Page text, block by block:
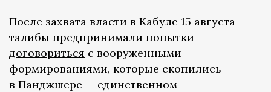
После захвата власти в Кабуле 15 августа
талибы предпринимали попытки
договориться с вооруженными
формированиями, которые скопились
в Панджшере — единственном